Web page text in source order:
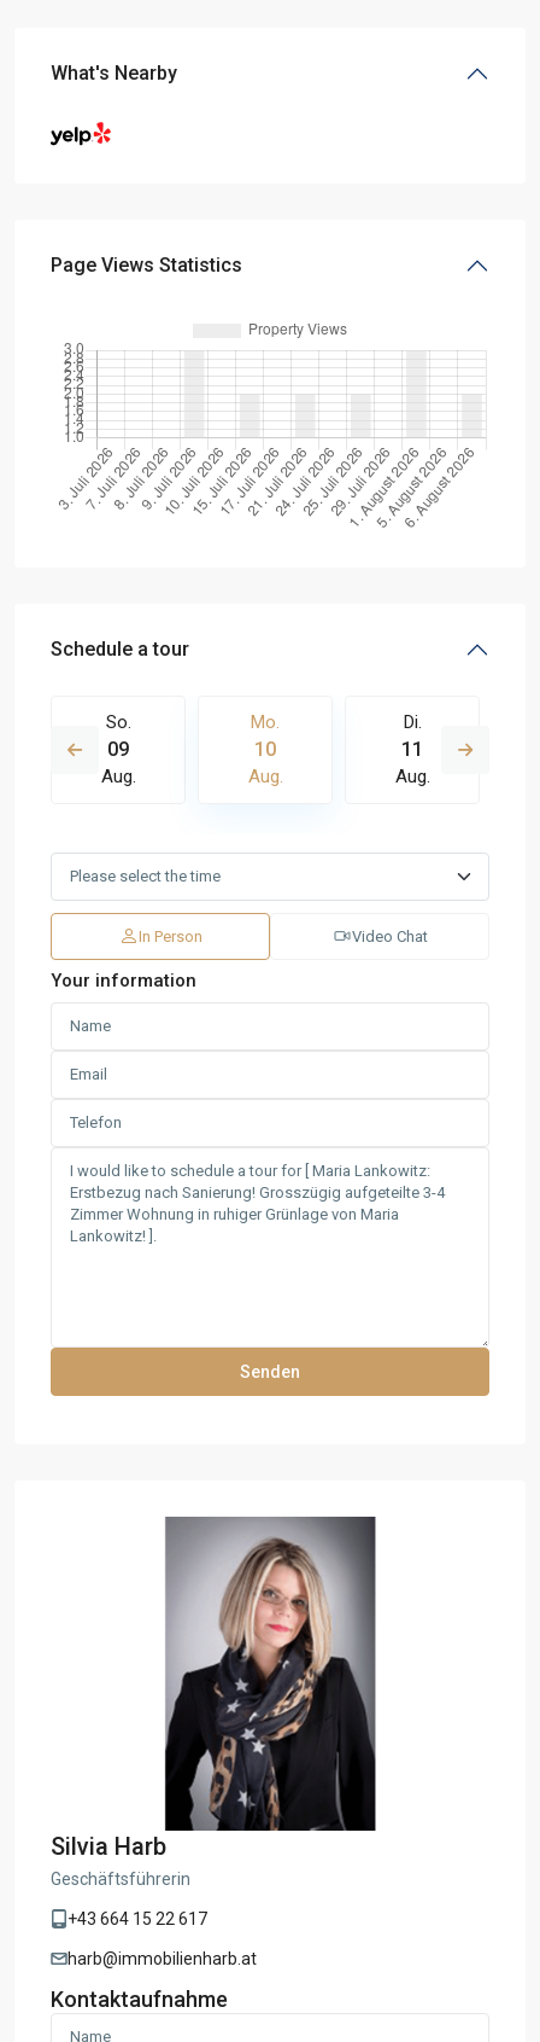
What's Nearby
Page Views Statistics
Schedule a tour
So.
09
Aug.
Mo.
10
Aug.
Di.
11
Aug.
In Person Video Chat
Your information
Silvia Harb
Geschäftsführerin
+43 664 15 22 617
harb@immobilienharb.at
Kontaktaufnahme